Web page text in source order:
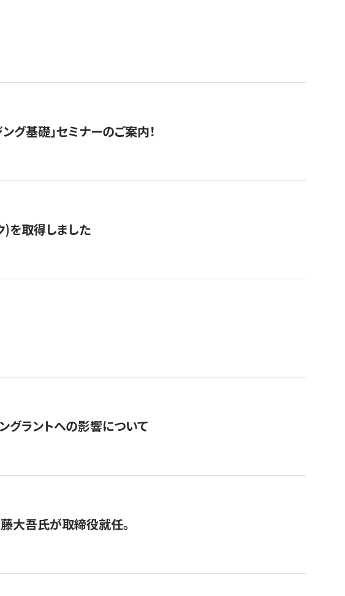
グ基礎」セミナーのご案内！
)を取得しました
グラントへの影響について
大吾氏が取締役就任。